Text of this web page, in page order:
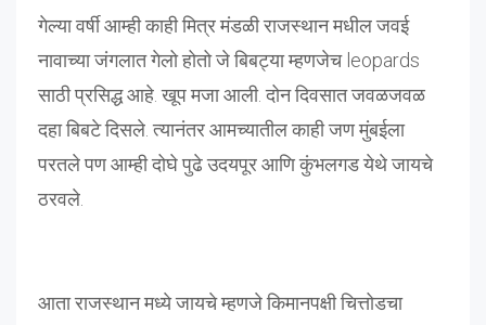
गेल्या वर्षी आम्ही काही मित्र मंडळी राजस्थान मधील जवई
नावाच्या जंगलात गेलो होतो जे बिबट्या म्हणजेच leopards
साठी प्रसिद्ध आहे. खूप मजा आली. दोन दिवसात जवळजवळ
दहा बिबटे दिसले. त्यानंतर आमच्यातील काही जण मुंबईला
परतले पण आम्ही दोघे पुढे उदयपूर आणि कुंभलगड येथे जायचे
ठरवले.
आता राजस्थान मध्ये जायचे म्हणजे किमानपक्षी चित्तोडचा